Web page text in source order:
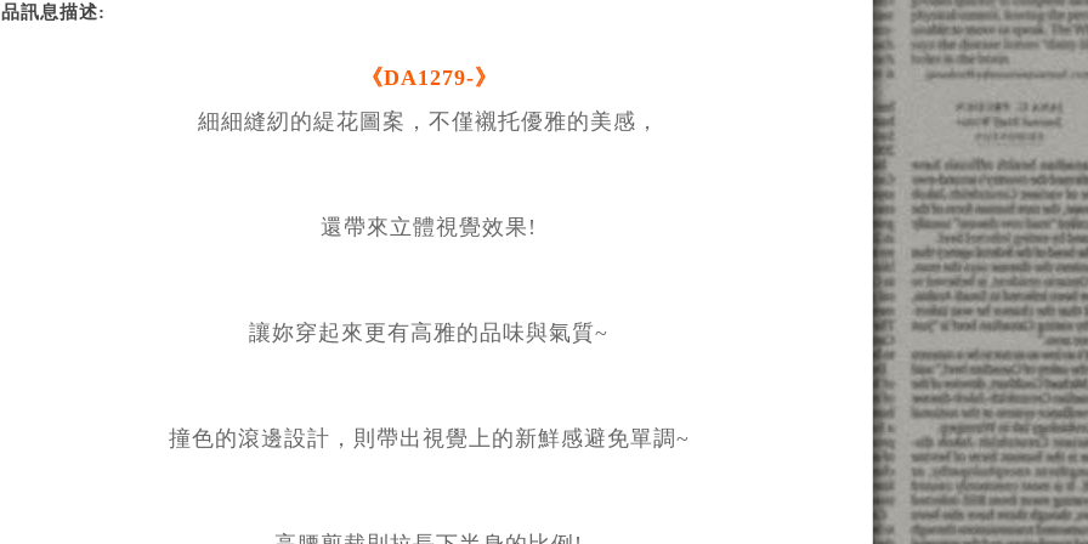
訊息描述:
《DA1279-》
細細縫紉的緹花圖案，不僅襯托優雅的美感，
還帶來立體視覺效果!
讓妳穿起來更有高雅的品味與氣質~
撞色的滾邊設計，則帶出視覺上的新鮮感避免單調~